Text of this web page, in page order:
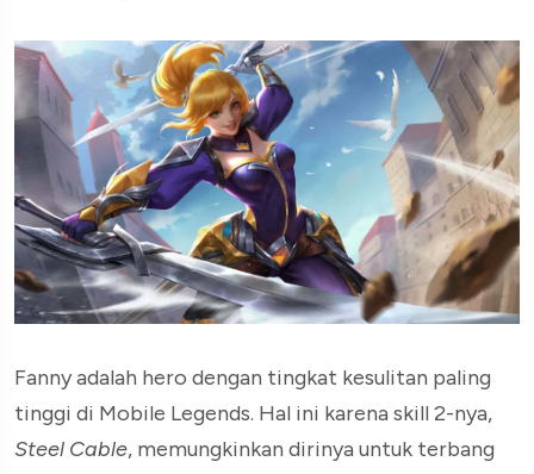
Fanny adalah hero dengan tingkat kesulitan paling
tinggi di Mobile Legends. Hal ini karena skill 2-nya,
Steel Cable, memungkinkan dirinya untuk terbang